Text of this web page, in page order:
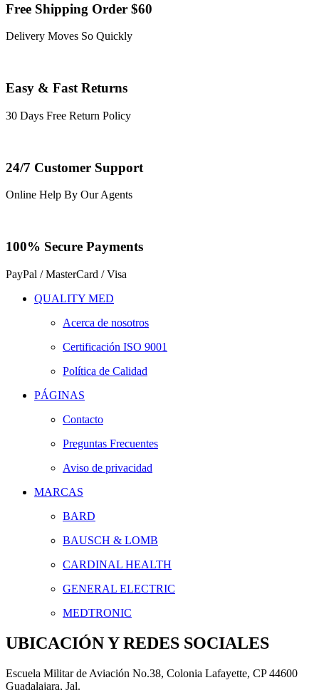
Free Shipping Order $60
Delivery Moves So Quickly
Easy & Fast Returns
30 Days Free Return Policy
24/7 Customer Support
Online Help By Our Agents
100% Secure Payments
PayPal / MasterCard / Visa
QUALITY MED
Acerca de nosotros
Certificación ISO 9001
Política de Calidad
PÁGINAS
Contacto
Preguntas Frecuentes
Aviso de privacidad
MARCAS
BARD
BAUSCH & LOMB
CARDINAL HEALTH
GENERAL ELECTRIC
MEDTRONIC
UBICACIÓN Y REDES SOCIALES
Escuela Militar de Aviación No.38, Colonia Lafayette, CP 44600
Guadalajara, Jal.